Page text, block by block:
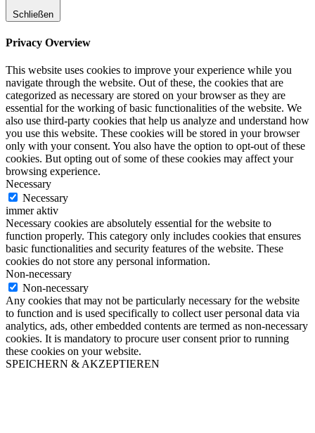
Schließen
Privacy Overview
This website uses cookies to improve your experience while you
navigate through the website. Out of these, the cookies that are
categorized as necessary are stored on your browser as they are
essential for the working of basic functionalities of the website. We
also use third-party cookies that help us analyze and understand how
you use this website. These cookies will be stored in your browser
only with your consent. You also have the option to opt-out of these
cookies. But opting out of some of these cookies may affect your
browsing experience.
Necessary
Necessary
immer aktiv
Necessary cookies are absolutely essential for the website to
function properly. This category only includes cookies that ensures
basic functionalities and security features of the website. These
cookies do not store any personal information.
Non-necessary
Non-necessary
Any cookies that may not be particularly necessary for the website
to function and is used specifically to collect user personal data via
analytics, ads, other embedded contents are termed as non-necessary
cookies. It is mandatory to procure user consent prior to running
these cookies on your website.
SPEICHERN & AKZEPTIEREN